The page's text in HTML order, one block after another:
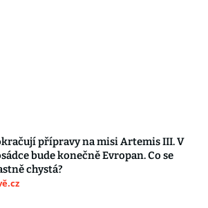
přípravy na misi Artemis III. V
bude konečně Evropan. Co se
chystá?